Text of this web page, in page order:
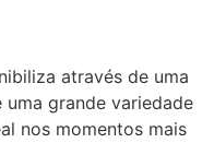
através de uma
grande variedade
nos momentos mais